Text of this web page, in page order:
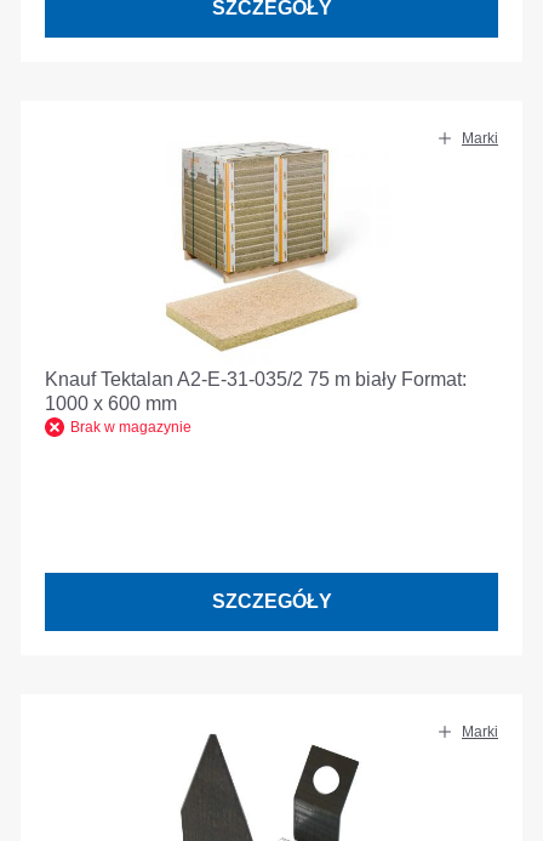
SZCZEGÓŁY
Marki
Knauf Tektalan A2-E-31-035/2 75 m biały Format:
1000 x 600 mm
Brak w magazynie
SZCZEGÓŁY
Marki